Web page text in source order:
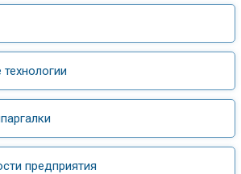
предприятия